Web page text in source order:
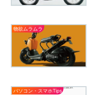
物欲ムラムラ
パソコン・スマホTips